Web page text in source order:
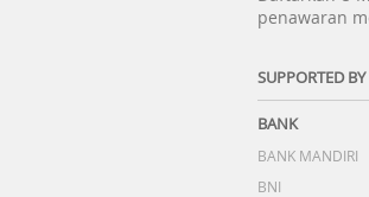
penawaran
SUPPORTED BY
BANK
BANK MANDIRI
BNI